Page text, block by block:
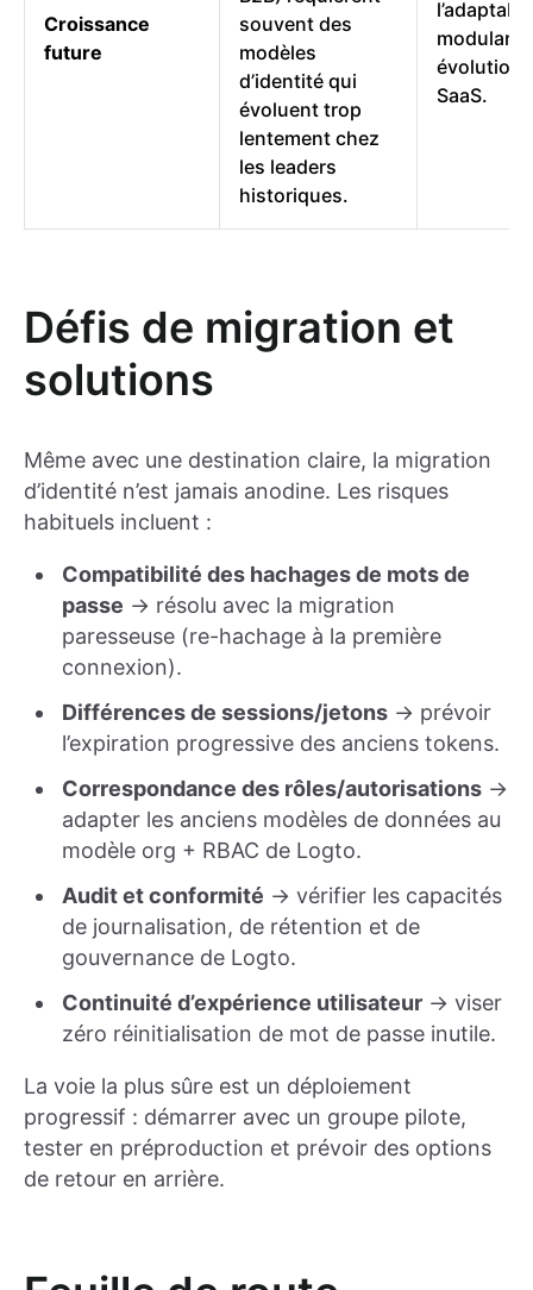
Croissance
future
souvent des
modèles
d’identité qui
évoluent trop
lentement chez
les leaders
historiques.
évolution
SaaS.
Défis de migration et
solutions
Même avec une destination claire, la migration
d’identité n’est jamais anodine. Les risques
habituels incluent :
Compatibilité des hachages de mots de
passe → résolu avec la migration
paresseuse (re-hachage à la première
connexion).
Différences de sessions/jetons → prévoir
l’expiration progressive des anciens tokens.
Correspondance des rôles/autorisations →
adapter les anciens modèles de données au
modèle org + RBAC de Logto.
Audit et conformité → vérifier les capacités
de journalisation, de rétention et de
gouvernance de Logto.
Continuité d’expérience utilisateur → viser
zéro réinitialisation de mot de passe inutile.
La voie la plus sûre est un déploiement
progressif : démarrer avec un groupe pilote,
tester en préproduction et prévoir des options
de retour en arrière.